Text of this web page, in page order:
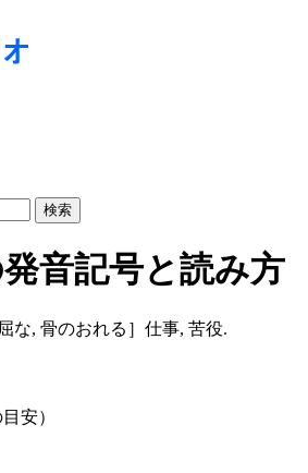
音記号と読み方
な, 骨のおれる］仕事, 苦役.
安）